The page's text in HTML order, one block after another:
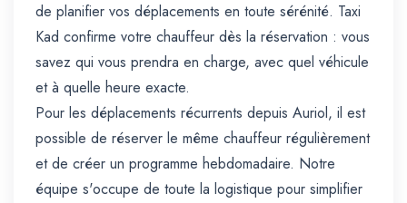
de planifier vos déplacements en toute sérénité. Taxi
Kad confirme votre chauffeur dès la réservation : vous
savez qui vous prendra en charge, avec quel véhicule
et à quelle heure exacte.
Pour les déplacements récurrents depuis Auriol, il est
possible de réserver le même chauffeur régulièrement
et de créer un programme hebdomadaire. Notre
équipe s'occupe de toute la logistique pour simplifier